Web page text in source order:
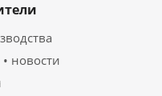
новости